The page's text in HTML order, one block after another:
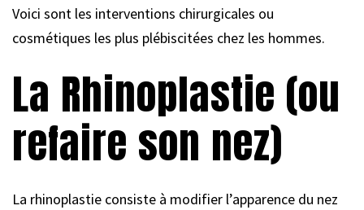
Voici sont les interventions chirurgicales ou
cosmétiques les plus plébiscitées chez les hommes.
La Rhinoplastie (ou
refaire son nez)
La rhinoplastie consiste à modifier l’apparence du nez